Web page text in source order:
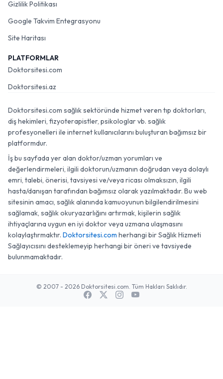
Gizlilik Politikası
Google Takvim Entegrasyonu
Site Haritası
PLATFORMLAR
Doktorsitesi.com
Doktorsitesi.az
Doktorsitesi.com sağlık sektöründe hizmet veren tıp doktorları,
diş hekimleri, fizyoterapistler, psikologlar vb. sağlık
profesyonelleri ile internet kullanıcılarını buluşturan bağımsız bir
platformdur.
İş bu sayfada yer alan doktor/uzman yorumları ve
değerlendirmeleri, ilgili doktorun/uzmanın doğrudan veya dolaylı
emri, talebi, önerisi, tavsiyesi ve/veya ricası olmaksızın, ilgili
hasta/danışan tarafından bağımsız olarak yazılmaktadır. Bu web
sitesinin amacı, sağlık alanında kamuoyunun bilgilendirilmesini
sağlamak, sağlık okuryazarlığını artırmak, kişilerin sağlık
ihtiyaçlarına uygun en iyi doktor veya uzmana ulaşmasını
kolaylaştırmaktır. Doktorsitesi.com herhangi bir Sağlık Hizmeti
Sağlayıcısını desteklemeyip herhangi bir öneri ve tavsiyede
bulunmamaktadır.
© 2007 - 2026 Doktorsitesi.com. Tüm Hakları Saklıdır.